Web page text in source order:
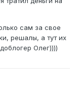
сам за свое
решалы, а тут их
Олег))))